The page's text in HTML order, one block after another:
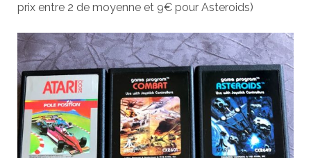
prix entre 2 de moyenne et 9€ pour Asteroids)